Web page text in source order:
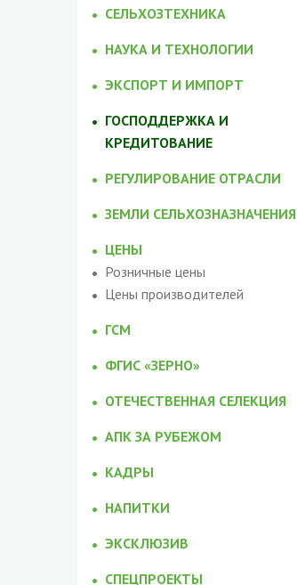
СЕЛЬХОЗТЕХНИКА
НАУКА И ТЕХНОЛОГИИ
ЭКСПОРТ И ИМПОРТ
ГОСПОДДЕРЖКА И
КРЕДИТОВАНИЕ
РЕГУЛИРОВАНИЕ ОТРАСЛИ
ЗЕМЛИ СЕЛЬХОЗНАЗНАЧЕНИЯ
ЦЕНЫ
Розничные цены
Цены производителей
ГСМ
ФГИС «ЗЕРНО»
ОТЕЧЕСТВЕННАЯ СЕЛЕКЦИЯ
АПК ЗА РУБЕЖОМ
КАДРЫ
НАПИТКИ
ЭКСКЛЮЗИВ
СПЕЦПРОЕКТЫ